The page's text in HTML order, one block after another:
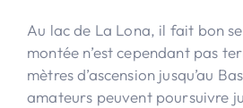
Au lac de La Lona, il fait bon
montée n’est cependant pas
mètres d’ascension jusqu’au
amateurs peuvent poursuivre